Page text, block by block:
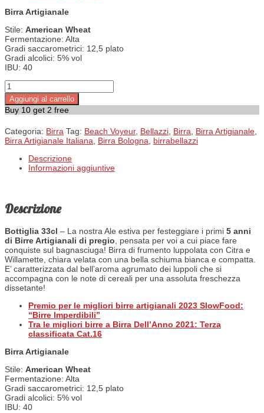
Birra Artigianale
Stile: American Wheat
Fermentazione: Alta
Gradi saccarometrici: 12,5 plato
Gradi alcolici: 5% vol
IBU: 40
Beach Voyeur quantità
Aggiungi al carrello
Buy 10 get 2 free
Categoria: Birra Tag: Beach Voyeur, Bellazzi Birra Birra Artigianale
Birra Artigianale Italiana
Birra Bologna
birrabellazzi
Descrizione
Informazioni aggiuntive
Descrizione
Bottiglia 33cl – La nostra Ale estiva per festeggiare i primi 5 anni
di Birre Artigianali di pregio , pensata per voi a cui piace fare
conquiste sul bagnasciuga! Birra di frumento luppolata con Citra e
Willamette, chiara velata con una bella schiuma bianca e compatta.
E’ caratterizzata dal bell’aroma agrumato dei luppoli che si
accompagna con le note di cereali per una assoluta freschezza
dissetante!
Premio per le migliori birre artigianali 2023 SlowFood:
“Birre Imperdibili”
Tra le migliori birre a Birra Dell’Anno 2021: Terza
classificata Cat.16
Birra Artigianale
Stile: American Wheat
Fermentazione: Alta
Gradi saccarometrici: 12,5 plato
Gradi alcolici: 5% vol
IBU: 40